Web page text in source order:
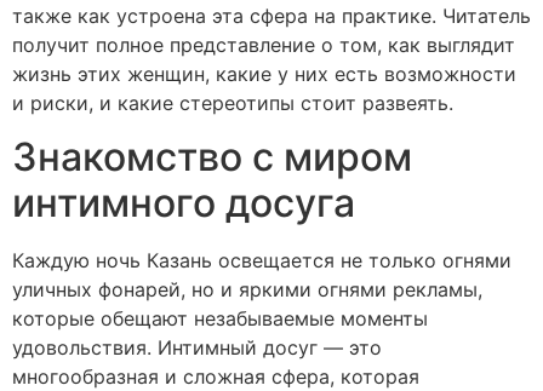
также как устроена эта сфера на практике. Читатель
получит полное представление о том, как выглядит
жизнь этих женщин, какие у них есть возможности
и риски, и какие стереотипы стоит развеять.
Знакомство с миром
интимного досуга
Каждую ночь Казань освещается не только огнями
уличных фонарей, но и яркими огнями рекламы,
которые обещают незабываемые моменты
удовольствия. Интимный досуг — это
многообразная и сложная сфера, которая